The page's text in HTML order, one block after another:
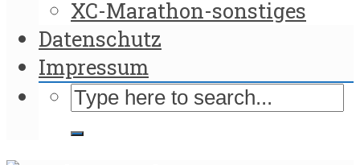
XC-Marathon-sonstiges
Datenschutz
Impressum